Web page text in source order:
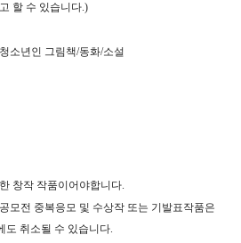
할 수 있습니다.)
소년인 그림책/동화/소설
창작 작품이어야합니다.
모전 중복응모 및 수상작 또는 기발표작품은
도 취소될 수 있습니다.